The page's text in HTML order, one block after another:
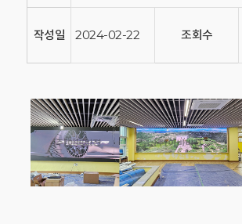
작성일 2024-02-22 조회수